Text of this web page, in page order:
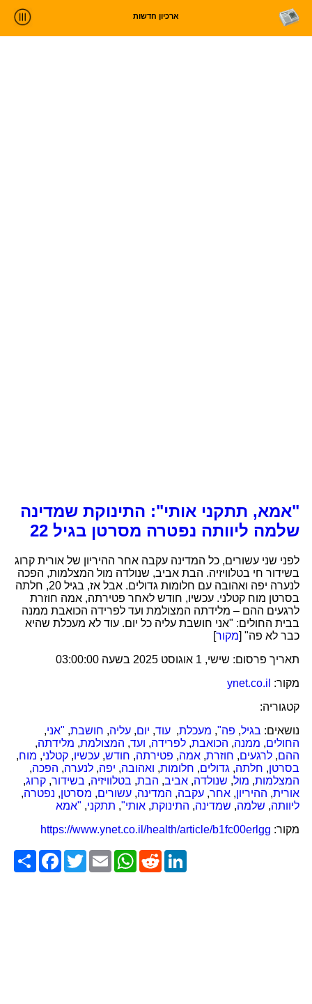
ארכיון חדשות
ניתוח חדשות
"אמא, תתקני אותי": התינוקת שמדינה
שלמה ליוותה נפטרה מסרטן בגיל 22
לפני שני עשורים, כל המדינה עקבה אחר ההיריון של אורית קרוג
בשידור חי בטלוויזיה. הבת אביב, שנולדה מול המצלמות, הפכה
לנערה יפה ואהובה עם חלומות גדולים. אבל אז, בגיל 20, חלתה
בסרטן מוח קטלני. עכשיו, חודש לאחר פטירתה, אמה חוזרת
לרגעים ההם – מלידתה המצולמת ועד לפרידה הכואבת ממנה
בבית החולים: "אני חושבת עליה כל יום. עוד לא מעכלת שהיא
כבר לא פה" [מקור]
תאריך פרסום: שישי, 1 אוגוסט 2025 בשעה 03:00:00
מקור: ynet.co.il
קטגוריה:
נושאים: בגיל, פה", מעכלת, עוד, יום, עליה, חושבת, "אני,
החולים, ממנה, הכואבת, לפרידה, ועד, המצולמת, מלידתה,
ההם, לרגעים, חוזרת, אמה, פטירתה, חודש, עכשיו, קטלני, מוח,
בסרטן, חלתה, גדולים, חלומות, ואהובה, יפה, לנערה, הפכה,
המצלמות, מול, שנולדה, אביב, הבת, בטלוויזיה, בשידור, קרוג,
אורית, ההיריון, אחר, עקבה, המדינה, עשורים, מסרטן, נפטרה,
ליוותה, שלמה, שמדינה, התינוקת, אותי", תתקני, "אמא
מקור: https://www.ynet.co.il/health/article/b1fc00erlgg
Share
FacebookTwitterEmail
WhatsAppRedditLinkedIn